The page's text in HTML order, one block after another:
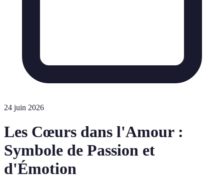
24 juin 2026
Les Cœurs dans l'Amour :
Symbole de Passion et
d'Émotion